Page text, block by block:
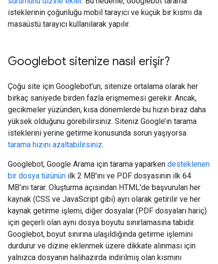
isteklerinin çoğunluğu mobil tarayıcı ve küçük bir kısmı da
masaüstü tarayıcı kullanılarak yapılır.
Googlebot sitenize nasıl erişir?
Çoğu site için Googlebot'un, sitenize ortalama olarak her
birkaç saniyede birden fazla erişmemesi gerekir. Ancak,
gecikmeler yüzünden, kısa dönemlerde bu hızın biraz daha
yüksek olduğunu görebilirsiniz. Siteniz Google’ın tarama
isteklerini yerine getirme konusunda sorun yaşıyorsa
tarama hızını azaltabilirsiniz.
Googlebot, Google Arama için tarama yaparken desteklenen
bir dosya türünün ilk 2 MB'ını ve PDF dosyasının ilk 64
MB'ını tarar. Oluşturma açısından HTML'de başvurulan her
kaynak (CSS ve JavaScript gibi) ayrı olarak getirilir ve her
kaynak getirme işlemi, diğer dosyalar (PDF dosyaları hariç)
için geçerli olan aynı dosya boyutu sınırlamasına tabidir.
Googlebot, boyut sınırına ulaşıldığında getirme işlemini
durdurur ve dizine eklenmek üzere dikkate alınması için
yalnızca dosyanın halihazırda indirilmiş olan kısmını